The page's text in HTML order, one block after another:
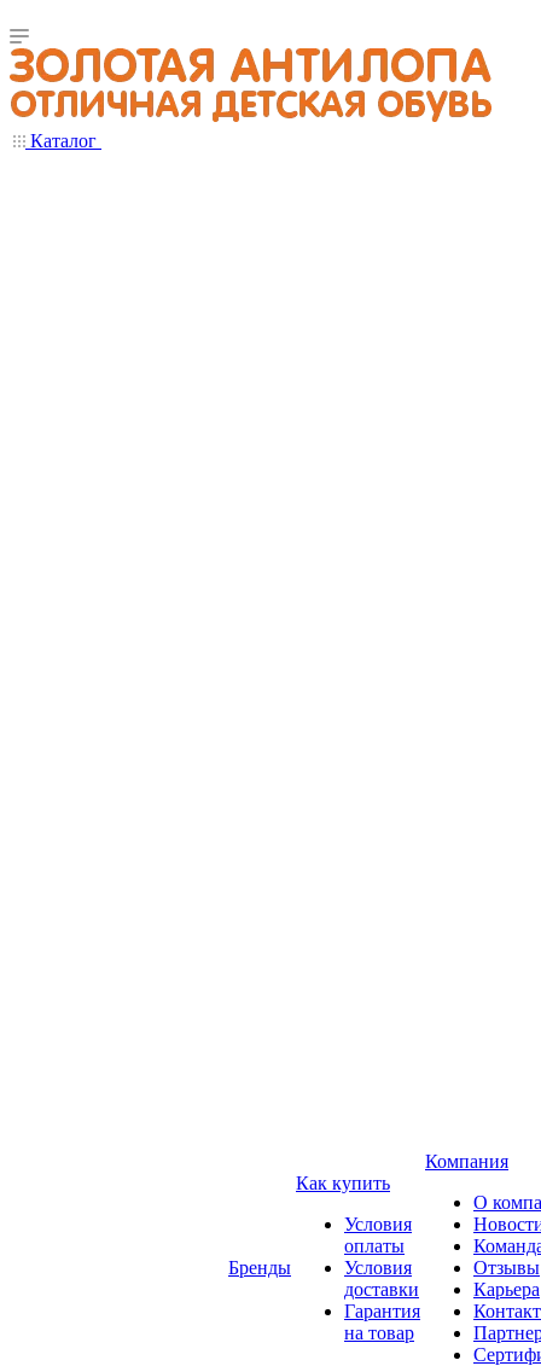
Каталог
Бренды
Как купить
Условия
оплаты
Условия
доставки
Гарантия
на товар
Компания
О
Отзывы
Карьера